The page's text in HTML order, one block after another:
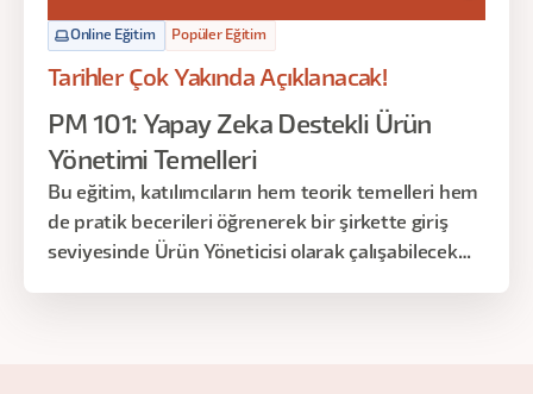
Online Eğitim Popüler Eğitim
Tarihler Çok Yakında Açıklanacak!
PM 101: Yapay Zeka Destekli Ürün
Yönetimi Temelleri
Bu eğitim, katılımcıların hem teorik temelleri hem
de pratik becerileri öğrenerek bir şirkette giriş
seviyesinde Ürün Yöneticisi olarak çalışabilecek